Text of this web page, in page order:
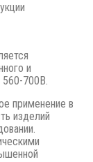
и
560-700В.
применение в
изделий